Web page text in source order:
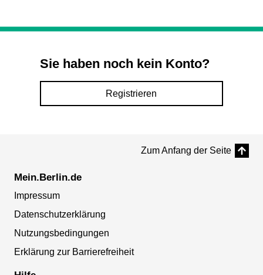
Sie haben noch kein Konto?
Registrieren
Zum Anfang der Seite
Mein.Berlin.de
Impressum
Datenschutzerklärung
Nutzungsbedingungen
Erklärung zur Barrierefreiheit